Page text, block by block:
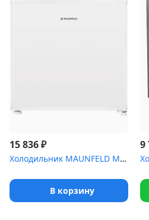
15 836₽
Холодильник MAUNFELD MFF50W
В корзину
9